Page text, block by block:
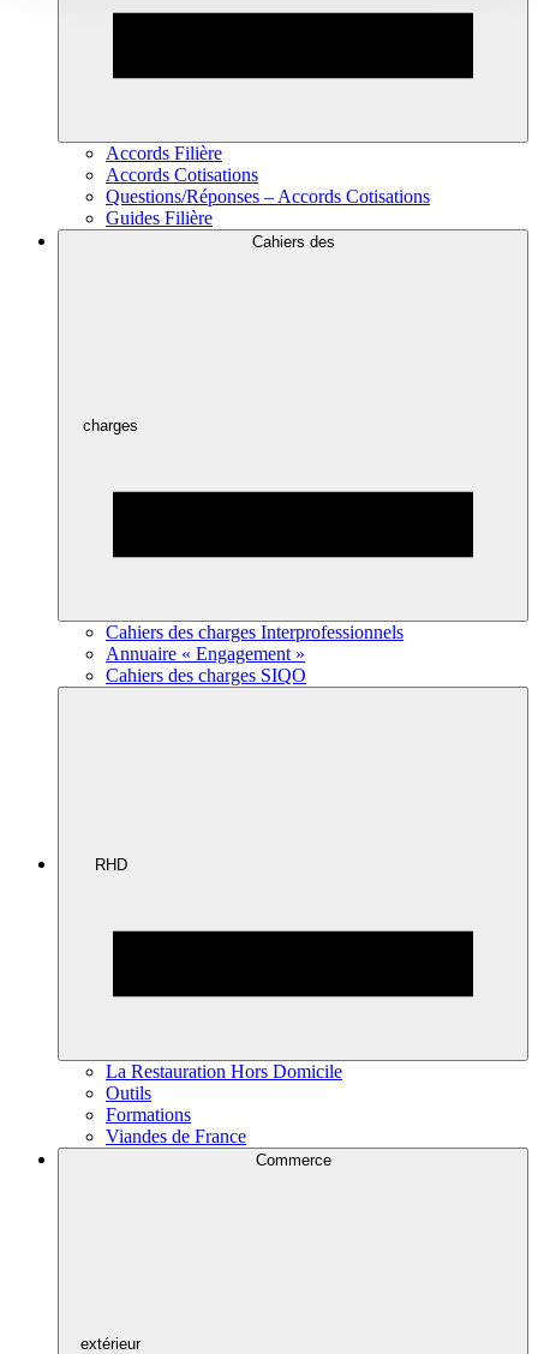
Accords Filière
Accords Cotisations
Questions/Réponses – Accords Cotisations
Guides Filière
Cahiers des
charges
Cahiers des charges Interprofessionnels
Annuaire « Engagement »
Cahiers des charges SIQO
RHD
La Restauration Hors Domicile
Outils
Formations
Viandes de France
Commerce
extérieur